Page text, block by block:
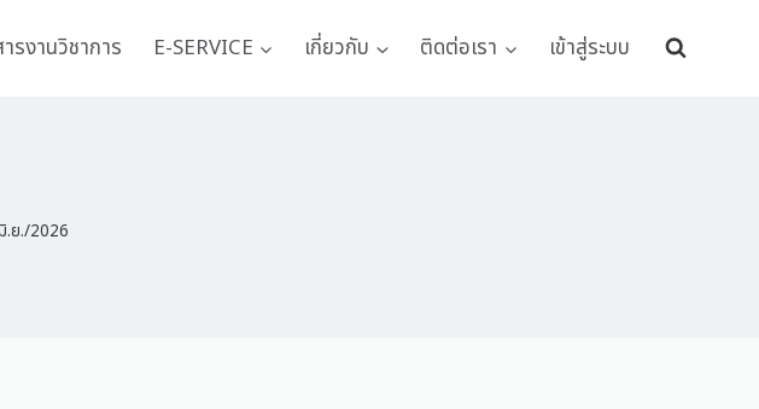
ารงานวิชาการ E-SERVICE เกี่ยวกับ ติดต่อเรา เข้าสู่ระบบ
.ย./2026